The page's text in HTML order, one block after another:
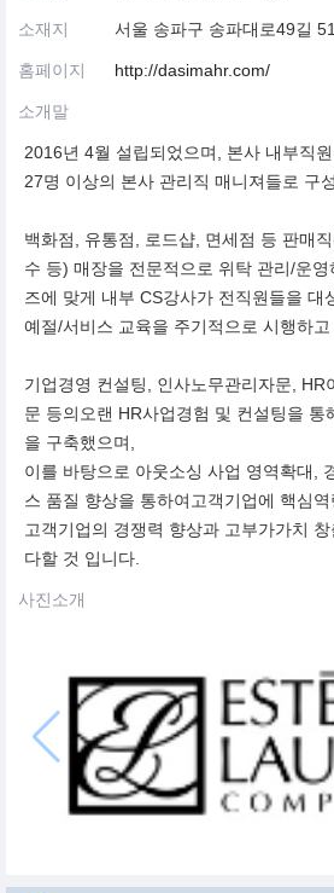
소재지 서울 송파구 송파대로49길
홈페이지 http://dasimahr.com/
소개말
2016년 4월 설립되었으며, 본사 내부직
27명 이상의 본사 관리직 매니져들로 구
백화점, 유통점, 로드샵, 면세점 등 판매
수 등) 매장을 전문적으로 위탁 관리/운
즈에 맞게 내부 CS강사가 전직원들을 대
예절/서비스 교육을 주기적으로 시행하
기업경영 컨설팅, 인사노무관리자문, HR
문 등의오랜 HR사업경험 및 컨설팅을 통
을 구축했으며,
이를 바탕으로 아웃소싱 사업 영역확대,
스 품질 향상을 통하여고객기업에 핵심
고객기업의 경쟁력 향상과 고부가가치
다할 것 입니다.
사진소개